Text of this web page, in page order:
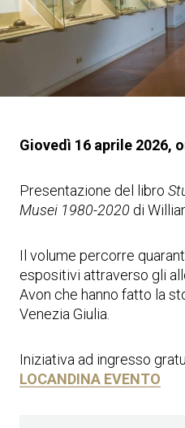
Giovedì 16 aprile 2026,
Presentazione del libro
Musei 1980-2020 di
Il volume percorre
espositivi attraverso gli
Avon che hanno fatto la
Venezia Giulia.
Iniziativa ad ingresso
LOCANDINA EVENTO